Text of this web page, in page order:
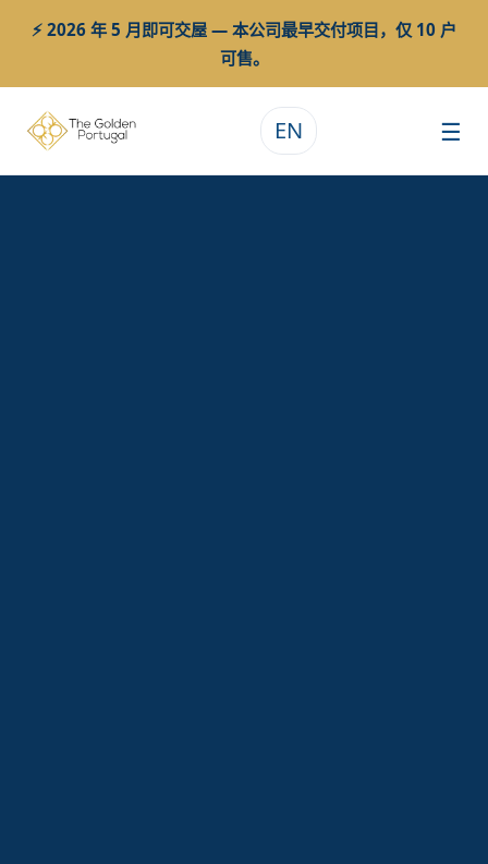
⚡ 2026 年 5 月即可交屋 — 本公司最早交付项目，仅 10 户
可售。
EN ☰